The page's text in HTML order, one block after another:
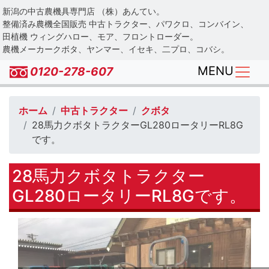
Skip
to
main
content
新潟の中古農機具専門店 （株）あんてい。
整備済み農機全国販売 中古トラクター、パワクロ、コンバイン、
田植機 ウィングハロー、モア、フロントローダー。
農機メーカークボタ、ヤンマー、イセキ、二プロ、コバシ。
0120-278-607 MENU
ホーム 中古トラクター
クボタ
28馬力クボタトラクターGL280ロータリーRL8G
です。
28馬力クボタトラクター
GL280ロータリーRL8Gです。